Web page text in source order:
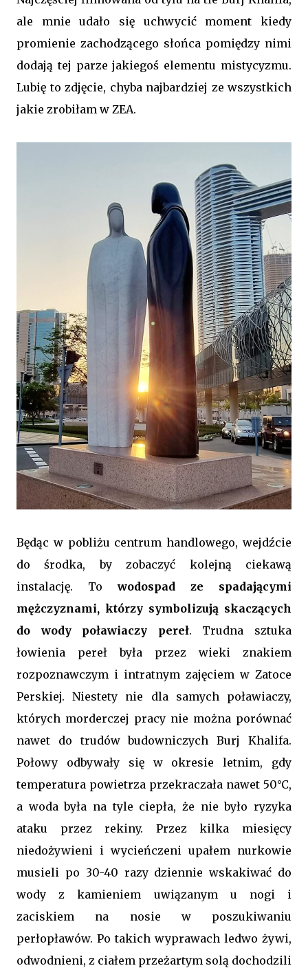
ale mnie udało się uchwycić moment kiedy
promienie zachodzącego słońca pomiędzy nimi
dodają tej parze jakiegoś elementu mistycyzmu.
Lubię to zdjęcie, chyba najbardziej ze wszystkich
jakie zrobiłam w ZEA.
Będąc w pobliżu centrum handlowego, wejdźcie
do środka, by zobaczyć kolejną ciekawą
instalację. Towodospad ze spadającymi
mężczyznami, którzy symbolizują skaczących
do wody poławiaczy pereł. Trudna sztuka
łowienia pereł była przez wieki znakiem
rozpoznawczym i intratnym zajęciem w Zatoce
Perskiej. Niestety nie dla samych poławiaczy,
których morderczej pracy nie można porównać
nawet do trudów budowniczych Burj Khalifa.
Połowy odbywały się w okresie letnim, gdy
temperatura powietrza przekraczała nawet 50°C,
a woda była na tyle ciepła, że nie było ryzyka
ataku przez rekiny. Przez kilka miesięcy
niedożywieni i wycieńczeni upałem nurkowie
musieli po 30-40 razy dziennie wskakiwać do
wody z kamieniem uwiązanym u nogi i
zaciskiem na nosie w poszukiwaniu
perłopławów. Po takich wyprawach ledwo żywi,
odwodnieni, z ciałem przeżartym solą dochodzili